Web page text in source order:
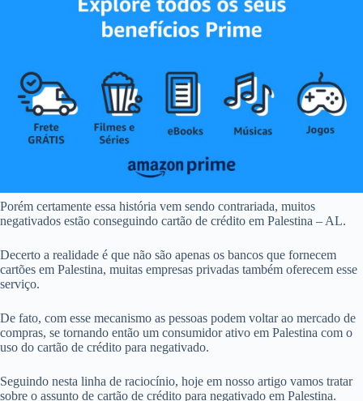
Porém certamente essa história vem sendo contrariada, muitos
negativados estão conseguindo cartão de crédito em Palestina – AL.
Decerto a realidade é que não são apenas os bancos que fornecem
cartões em Palestina, muitas empresas privadas também oferecem esse
serviço.
De fato, com esse mecanismo as pessoas podem voltar ao mercado de
compras, se tornando então um consumidor ativo em Palestina com o
uso do cartão de crédito para negativado.
Seguindo nesta linha de raciocínio, hoje em nosso artigo vamos tratar
sobre o assunto de cartão de crédito para negativado em Palestina.